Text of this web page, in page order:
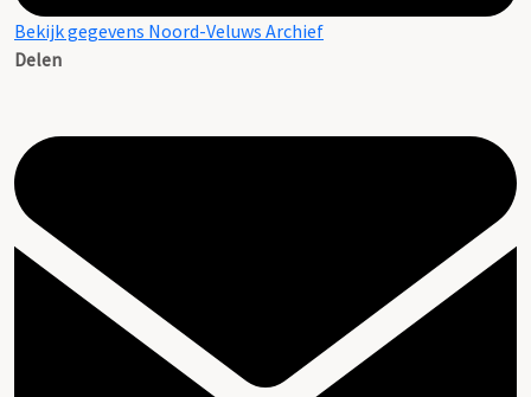
Bekijk gegevens Noord-Veluws Archief
Delen